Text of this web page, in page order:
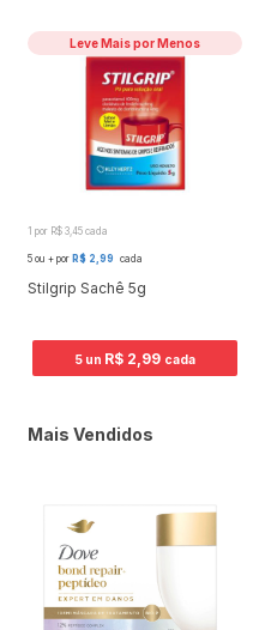
Leve Mais por Menos
1 por R$ 3,45 cada
5 ou + por R$ 2,99 cada
Stilgrip Sachê 5g
5 un R$ 2,99 cada
Mais Vendidos